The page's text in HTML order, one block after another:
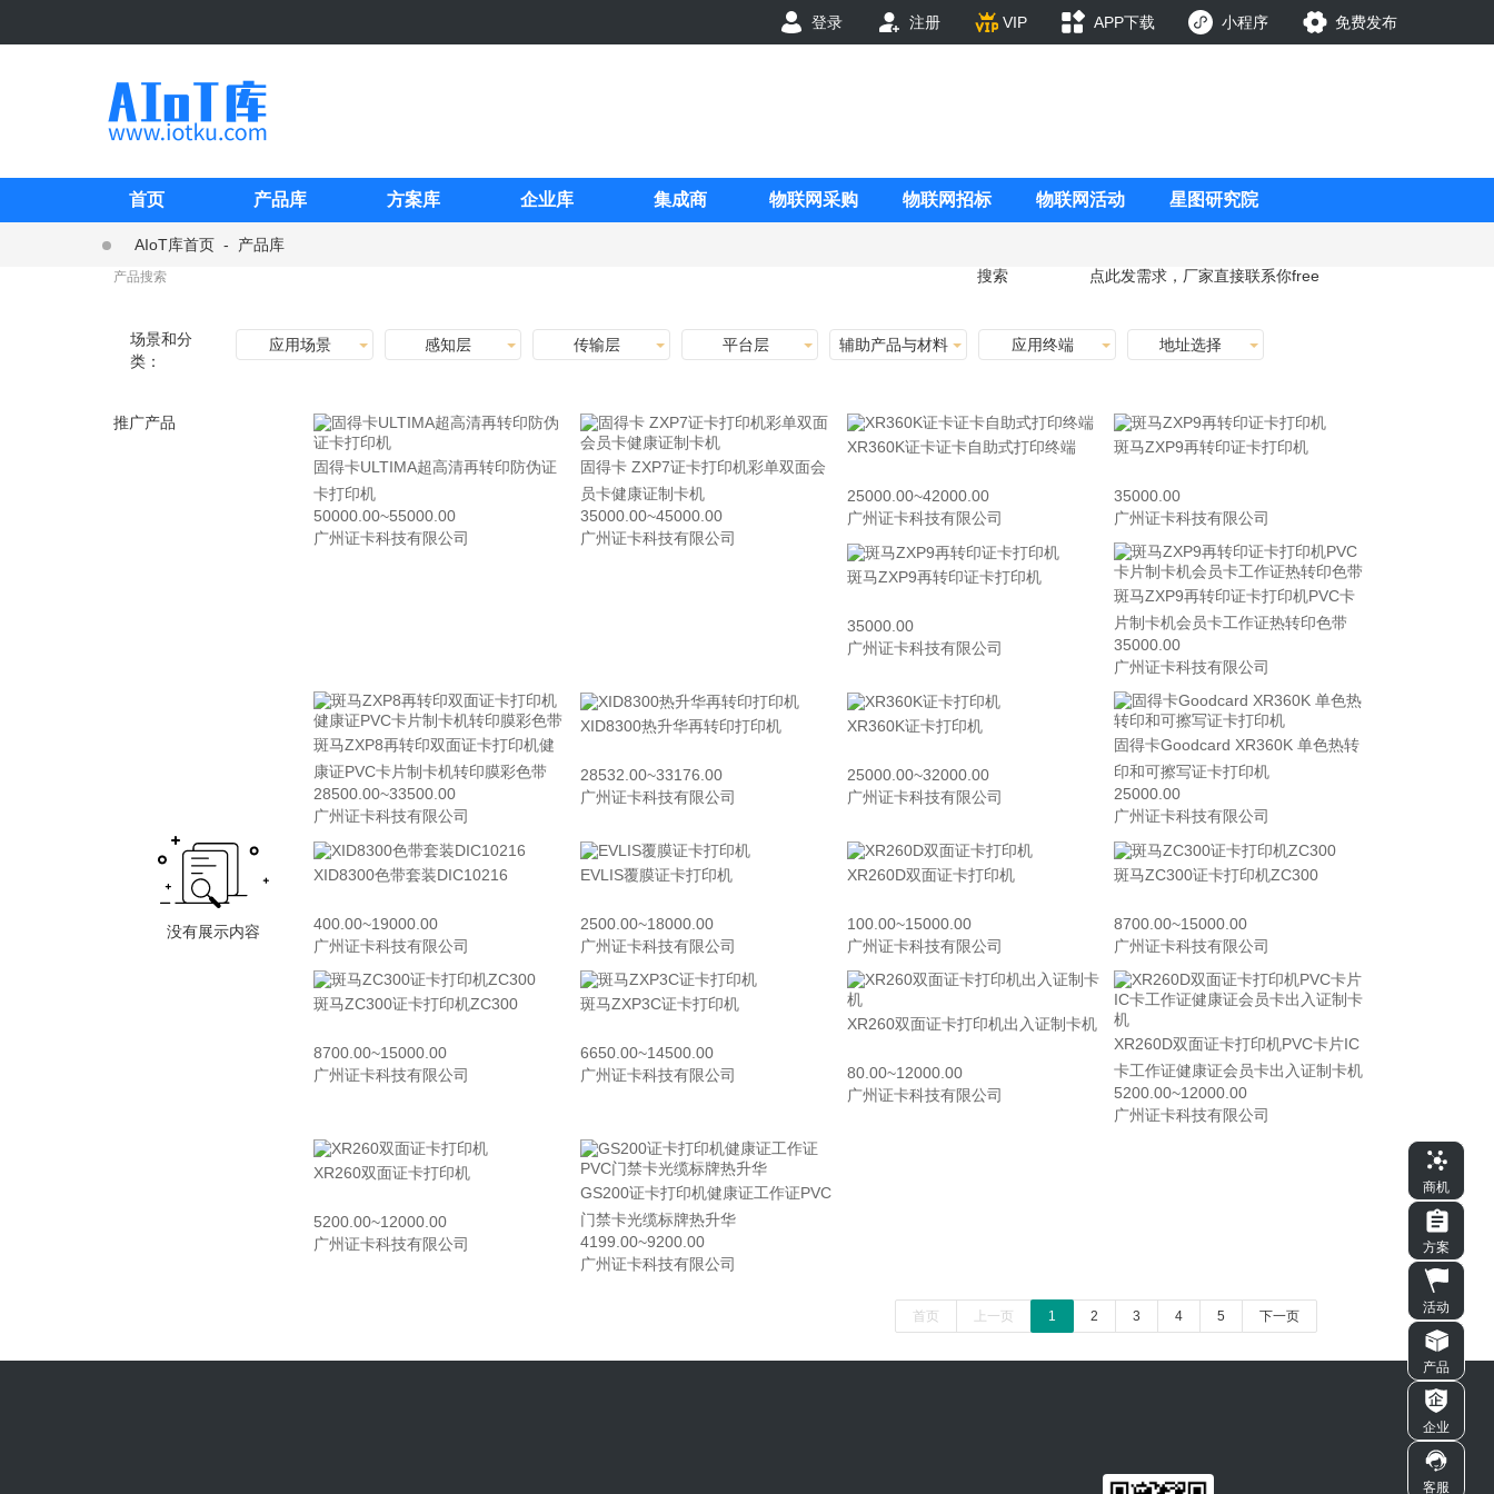
登录 注册 VIP APP下载 小程序 免费发布
首页 产品库 方案库 企业库 集成商 物联网采购 物联网招标 物联网活动 星图研究院
AIoT库首页 -
产品库
搜索
点此发需求，厂家直接联系你free
场景和分
类：
应用场景 感知层 传输层 平台层 辅助产品与材料 应用终端 地址选择
推广产品
固得卡ULTIMA超高清再转印防伪证
卡打印机
50000.00~55000.00
广州证卡科技有限公司
固得卡 ZXP7证卡打印机彩单双面会
员卡健康证制卡机
35000.00~45000.00
广州证卡科技有限公司
XR360K证卡证卡自助式打印终端
25000.00~42000.00
广州证卡科技有限公司
斑马ZXP9再转印证卡打印机
35000.00
广州证卡科技有限公司
斑马ZXP9再转印证卡打印机
35000.00
广州证卡科技有限公司
斑马ZXP9再转印证卡打印机PVC卡
片制卡机会员卡工作证热转印色带
35000.00
广州证卡科技有限公司
斑马ZXP8再转印双面证卡打印机健
康证PVC卡片制卡机转印膜彩色带
28500.00~33500.00
广州证卡科技有限公司
XID8300热升华再转印打印机
28532.00~33176.00
广州证卡科技有限公司
XR360K证卡打印机
25000.00~32000.00
广州证卡科技有限公司
固得卡Goodcard XR360K 单色热转
印和可擦写证卡打印机
25000.00
广州证卡科技有限公司
XID8300色带套装DIC10216
400.00~19000.00
广州证卡科技有限公司
EVLIS覆膜证卡打印机
2500.00~18000.00
广州证卡科技有限公司
XR260D双面证卡打印机
100.00~15000.00
广州证卡科技有限公司
斑马ZC300证卡打印机ZC300
8700.00~15000.00
广州证卡科技有限公司
斑马ZC300证卡打印机ZC300
8700.00~15000.00
广州证卡科技有限公司
斑马ZXP3C证卡打印机
6650.00~14500.00
广州证卡科技有限公司
XR260双面证卡打印机出入证制卡机
80.00~12000.00
广州证卡科技有限公司
XR260D双面证卡打印机PVC卡片IC
卡工作证健康证会员卡出入证制卡机
5200.00~12000.00
广州证卡科技有限公司
XR260双面证卡打印机
5200.00~12000.00
广州证卡科技有限公司
GS200证卡打印机健康证工作证PVC
门禁卡光缆标牌热升华
4199.00~9200.00
广州证卡科技有限公司
首页 上一页 1 2 3 4 5 下一页
商机
方案
活动
产品
企业
客服